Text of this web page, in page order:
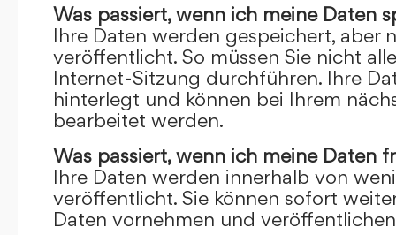
Was passiert, wenn ich meine Daten
Ihre Daten werden gespeichert, aber
veröffentlicht. So müssen Sie nicht
Internet-Sitzung durchführen. Ihre
hinterlegt und können bei Ihrem
bearbeitet werden.
Was passiert, wenn ich meine Daten
Ihre Daten werden innerhalb von
veröffentlicht. Sie können sofort
Daten vornehmen und